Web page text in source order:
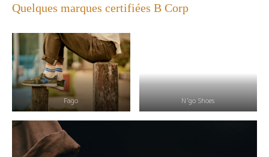
Quelques marques certifiées B Corp
Fago N’go Shoes